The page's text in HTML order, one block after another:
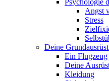
Psychologie
Angst
Stress
Deine
Ein Flugzeug
Deine
Kleidung